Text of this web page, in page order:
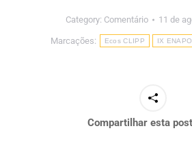
Category: Comentário 11 de
Marcações: Ecos CLIPP IX
Compartilhar esta